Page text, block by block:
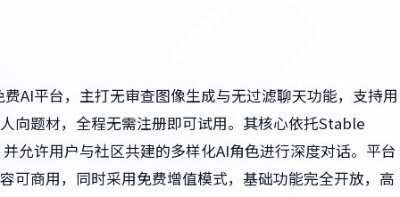
AI平台，主打无审查图像生成与无过滤聊天功能，支持用
向题材，全程无需注册即可试用。其核心依托Stable
允许用户与社区共建的多样化AI角色进行深度对话。平台
可商用，同时采用免费增值模式，基础功能完全开放，高